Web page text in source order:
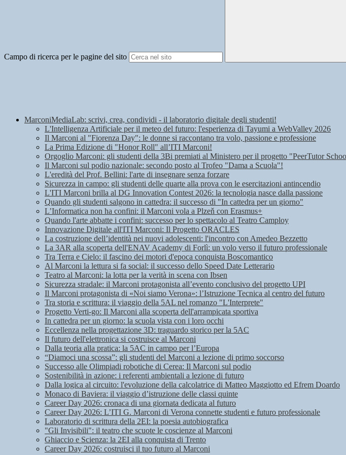
Campo di ricerca per le pagine del sito
MarconiMediaLab: scrivi, crea, condividi - il laboratorio digitale degli studenti!
L'Intelligenza Artificiale per il meteo del futuro: l'esperienza di Tayumi a WebValley 2026
Il Marconi al "Fiorenza Day": le donne si raccontano tra volo, passione e professione
La Prima Edizione di "Honor Roll" all’ITI Marconi!
Orgoglio Marconi: gli studenti della 3Bi premiati al Ministero per il progetto "PeerTutor
Il Marconi sul podio nazionale: secondo posto al Trofeo "Dama a Scuola"!
L'eredità del Prof. Bellini: l'arte di insegnare senza forzare
Sicurezza in campo: gli studenti delle quarte alla prova con le esercitazioni antincendio
L'ITI Marconi brilla al DG Innovation Contest 2026: la tecnologia nasce dalla passione
Quando gli studenti salgono in cattedra: il successo di "In cattedra per un giorno"
L’Informatica non ha confini: il Marconi vola a Plzeň con Erasmus+
Quando l'arte abbatte i confini: successo per lo spettacolo al Teatro Camploy
Innovazione Digitale all'ITI Marconi: Il Progetto ORACLES
La costruzione dell’identità nei nuovi adolescenti: l'incontro con Amedeo Bezzetto
La 3AR alla scoperta dell'ENAV Academy di Forlì: un volo verso il futuro professionale
Tra Terra e Cielo: il fascino dei motori d'epoca conquista Boscomantico
Al Marconi la lettura si fa social: il successo dello Speed Date Letterario
Teatro al Marconi: la lotta per la verità in scena con Ibsen
Sicurezza stradale: il Marconi protagonista all’evento conclusivo del progetto UPI
Il Marconi protagonista di «Noi siamo Verona»: l’Istruzione Tecnica al centro del futuro
Tra storia e scrittura: il viaggio della 5AL nel romanzo "L'Interprete"
Progetto Verti-go: Il Marconi alla scoperta dell'arrampicata sportiva
In cattedra per un giorno: la scuola vista con i loro occhi
Eccellenza nella progettazione 3D: traguardo storico per la 5AC
Il futuro dell'elettronica si costruisce al Marconi
Dalla teoria alla pratica: la 5AC in campo per l’Europa
“Diamoci una scossa”: gli studenti del Marconi a lezione di primo soccorso
Successo alle Olimpiadi robotiche di Cerea: Il Marconi sul podio
Sostenibilità in azione: i referenti ambientali a lezione di futuro
Dalla logica al circuito: l'evoluzione della calcolatrice di Matteo Maggiotto ed Efrem Doardo
Monaco di Baviera: il viaggio d’istruzione delle classi quinte
Career Day 2026: cronaca di una giornata dedicata al futuro
Career Day 2026: L’ITI G. Marconi di Verona connette studenti e futuro professionale
Laboratorio di scrittura della 2EI: la poesia autobiografica
"Gli Invisibili": il teatro che scuote le coscienze al Marconi
Ghiaccio e Scienza: la 2EI alla conquista di Trento
Career Day 2026: costruisci il tuo futuro al Marconi